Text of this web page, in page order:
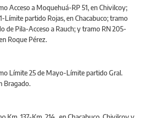
Acceso a Moquehuá-RP 51, en Chivilcoy;
Límite partido Rojas, en Chacabuco; tramo
de Pila-Acceso a Rauch; y tramo RN 205-
Roque Pérez.
Límite 25 de Mayo-Límite partido Gral.
Bragado.